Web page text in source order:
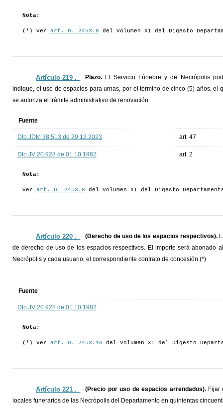
Nota:
(*) Ver art. D. 2453.6 del Volumen XI del Digesto
Artículo 219 ._ Plazo. El Servicio Fúnebre y de Necrópolis
indique, el uso de espacios para urnas, por el término de cinco (5) años, el
se autoriza el trámite administrativo de renovación.
Fuente
Dto.JDM 38.513 de 29.12.2023 art. 47
Dto.JV 20.928 de 01.10.1982 art. 2
Nota:
Ver art. D. 2453.8 del Volumen XI del Digesto
Artículo 220 ._ (Derecho de uso de los espacios respectivos).
de derecho de uso de los espacios respectivos. El importe será abonado
Necrópolis y cada usuario, el correspondiente contrato de concesión.(*)
Fuente
Dto.JV 20.928 de 01.10.1982
Nota:
(*) Ver art. D. 2453.10 del Volumen XI del Digesto
Artículo 221 ._ (Precio por uso de espacios arrendados).Fijar
locales funerarios de las Necrópolis del Departamento en quinientas